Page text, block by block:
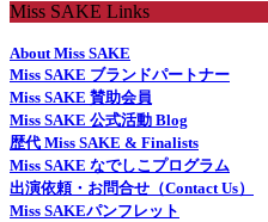
Miss SAKE Links
About Miss SAKE
Miss SAKE ブランドパートナー
Miss SAKE 賛助会員
Miss SAKE 公式活動 Blog
歴代 Miss SAKE & Finalists
Miss SAKE なでしこプログラム
出演依頼・お問合せ（Contact Us）
Miss SAKEパンフレット